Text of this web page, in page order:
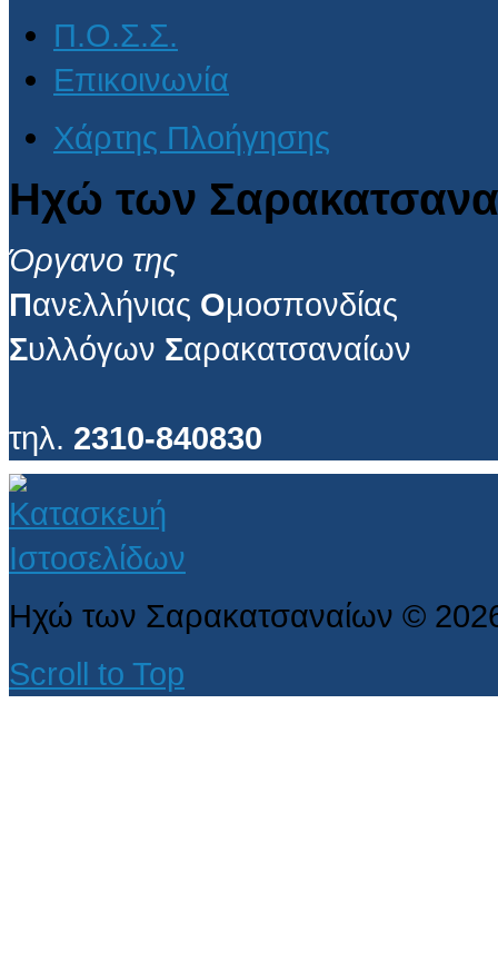
Π.Ο.Σ.Σ.
Επικοινωνία
Χάρτης Πλοήγησης
Ηχώ των
Όργανο της
Πανελλήνιας Ομοσπονδίας
Συλλόγων Σαρακατσαναίων
τηλ. 2310-840830
Ηχώ των Σαρακατσαναίων ©
Scroll to Top